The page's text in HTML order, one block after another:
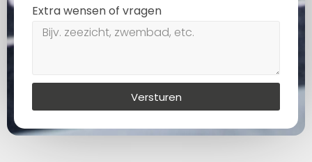
Extra wensen of vragen
Versturen